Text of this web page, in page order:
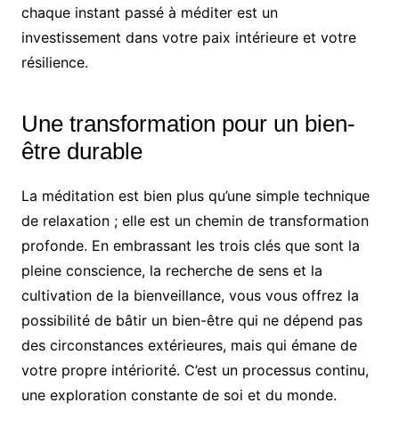
chaque instant passé à méditer est un
investissement dans votre paix intérieure et votre
résilience.
Une transformation pour un bien-
être durable
La méditation est bien plus qu’une simple technique
de relaxation ; elle est un chemin de transformation
profonde. En embrassant les trois clés que sont la
pleine conscience, la recherche de sens et la
cultivation de la bienveillance, vous vous offrez la
possibilité de bâtir un bien-être qui ne dépend pas
des circonstances extérieures, mais qui émane de
votre propre intériorité. C’est un processus continu,
une exploration constante de soi et du monde.